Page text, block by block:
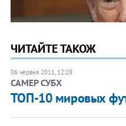
ЧИТАЙТЕ ТАКОЖ
06 червня 2011, 12:28
САМЕР СУБХ
ТОП-10 мировых